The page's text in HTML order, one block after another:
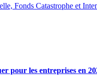
Fonds Catastrophe et
pour les entreprises en